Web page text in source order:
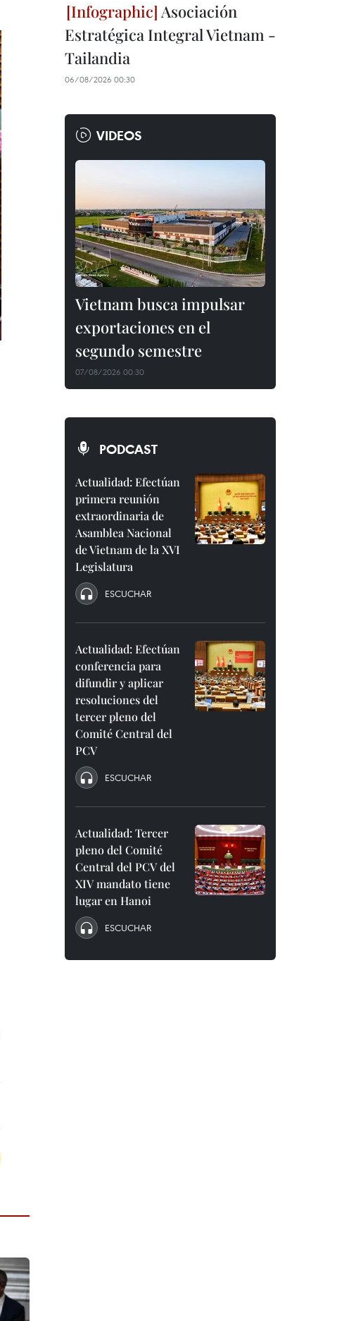
Asociación
Estratégica Integral Vietnam -
Tailandia
06/08/2026 00:30
VIDEOS
Vietnam busca impulsar
exportaciones en el
segundo semestre
07/08/2026 00:30
PODCAST
Actualidad: Efectúan
primera reunión
extraordinaria de
Asamblea Nacional
de Vietnam de la XVI
Legislatura
ESCUCHAR
Actualidad: Efectúan
conferencia para
difundir y aplicar
resoluciones del
tercer pleno del
Comité Central del
PCV
ESCUCHAR
Actualidad: Tercer
pleno del Comité
Central del PCV del
XIV mandato tiene
lugar en Hanoi
ESCUCHAR